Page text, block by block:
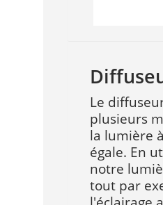
Le
plusieurs
la lumière
égale. En
notre
tout par